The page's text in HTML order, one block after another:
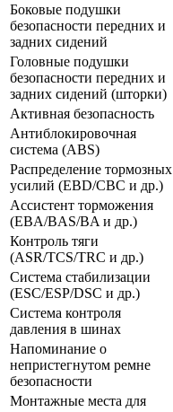
Боковые подушки
безопасности передних и
задних сидений
Головные подушки
безопасности передних и
задних сидений (шторки)
Активная безопасность
Антиблокировочная
система (ABS)
Распределение тормозных
усилий (EBD/CBC и др.)
Ассистент торможения
(EBA/BAS/BA и др.)
Контроль тяги
(ASR/TCS/TRC и др.)
Система стабилизации
(ESC/ESP/DSC и др.)
Система контроля
давления в шинах
Напоминание о
непристегнутом ремне
безопасности
Монтажные места для